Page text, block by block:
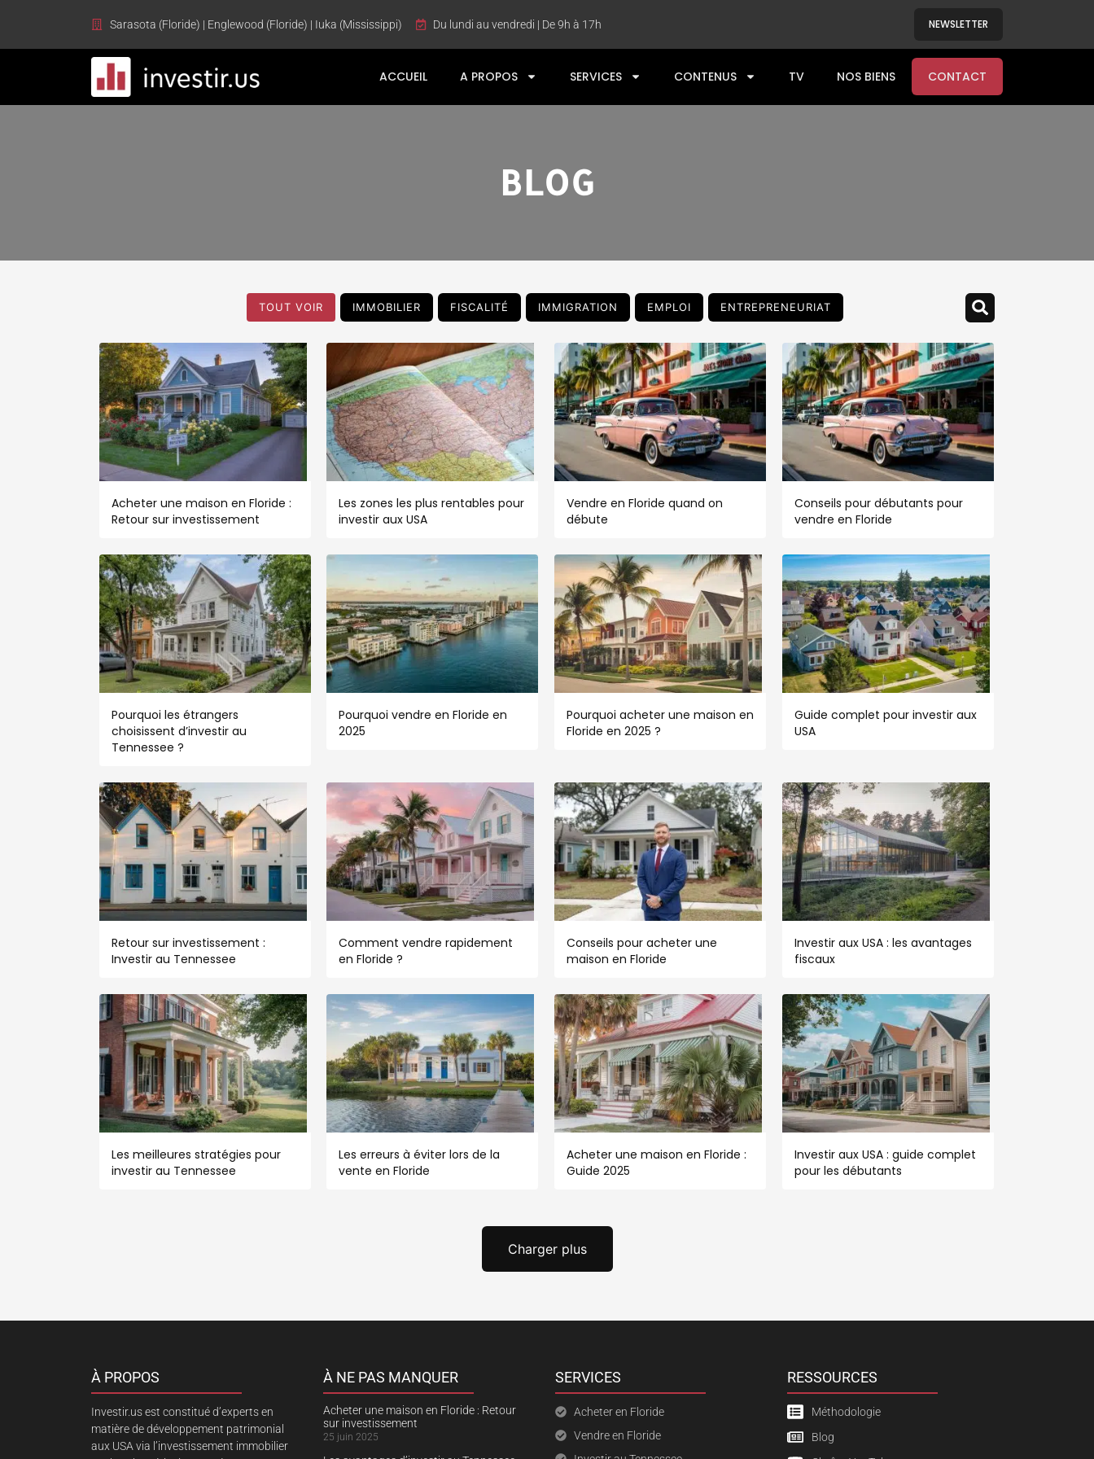
Sarasota (Floride) | Englewood (Floride) | Iuka (Mississippi) Du lundi au vendredi | De 9h à 17h NEWSLETTER
ACCUEIL A PROPOS SERVICES CONTENUS TV NOS BIENS CONTACT
BLOG
TOUT VOIR IMMOBILIER FISCALITÉ IMMIGRATION EMPLOI ENTREPRENEURIAT
Acheter une maison en Floride :
Retour sur investissement
Les zones les plus rentables pour
investir aux USA
Vendre en Floride quand on
débute
Conseils pour débutants pour
vendre en Floride
Pourquoi les étrangers
choisissent d’investir au
Tennessee ?
Pourquoi vendre en Floride en
2025
Pourquoi acheter une maison en
Floride en 2025 ?
Guide complet pour investir aux
USA
Retour sur investissement :
Investir au Tennessee
Comment vendre rapidement
en Floride ?
Conseils pour acheter une
maison en Floride
Investir aux USA : les avantages
fiscaux
Les meilleures stratégies pour
investir au Tennessee
Les erreurs à éviter lors de la
vente en Floride
Acheter une maison en Floride :
Guide 2025
Investir aux USA : guide complet
pour les débutants
Charger plus
À PROPOS
Investir.us est constitué d’experts en
matière de développement patrimonial
aux USA via l’investissement immobilier
À NE PAS MANQUER
Acheter une maison en Floride : Retour
sur investissement
25 juin 2025
SERVICES
Acheter en Floride
Vendre en Floride
RESSOURCES
Méthodologie
Blog